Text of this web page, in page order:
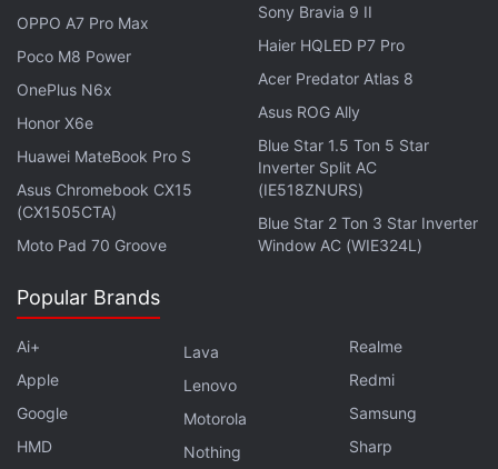
Decent performance
Subpar macro camera
Dim LCD screen
Slow charging
Automatic bloatware
downloads (uninstallable)
Notification spam
मुख्य स्पेसिफिकेशन
6.67 इंच
फ्रंट कैमरा 8-मेगापिक्सल
32-मेगापिक्सल + 2-मेगापिक्सल
स्टोरेज
ओएस
रिज़ॉल्यूशन 720x1604 पिक्सल
लेटेस्ट टेक न्यूज़ स्मार्टफोन रिव्यूऔर लोकप्रिय मोबाइलपर मिलने वाले
एक्सक्लूसिव ऑफर के लिए गैजेट्स 360
ऐप डाउनलोड करें और
हमेंगूगल समाचार पर फॉलो करें।
OPPO A7 Pro Max
Poco M8 Power
OnePlus N6x
Honor X6e
Huawei MateBook Pro S
Asus Chromebook CX15
(CX1505CTA)
Moto Pad 70 Groove
Sony Bravia 9 II
Haier HQLED P7 Pro
Acer Predator Atlas 8
Asus ROG Ally
Blue Star 1.5 Ton 5 Star
Inverter Split AC
(IE518ZNURS)
Blue Star 2 Ton 3 Star Inverter
Window AC (WIE324L)
Popular Brands
Ai+
Apple
Google
HMD
Lava
Lenovo
Motorola
Nothing
Realme
Redmi
Samsung
Sharp